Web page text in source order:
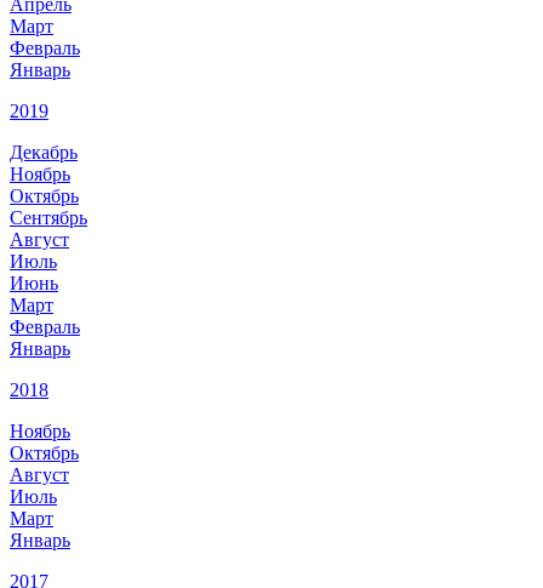
Апрель
Март
Февраль
Январь
2019
Декабрь
Ноябрь
Октябрь
Сентябрь
Август
Июль
Июнь
Март
Февраль
Январь
2018
Ноябрь
Октябрь
Август
Июль
Март
Январь
2017